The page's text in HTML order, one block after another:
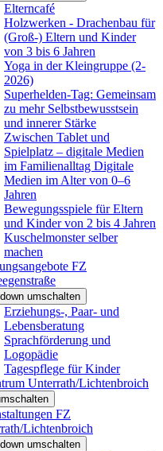
Elterncafé
Holzwerken - Drachenbau für
(Groß-) Eltern und Kinder
von 3 bis 6 Jahren
Yoga in der Kleingruppe (2-
2026)
Superhelden-Tag: Gemeinsam
zu mehr Selbstbewusstsein
und innerer Stärke
Zwischen Tablet und
Spielplatz – digitale Medien
im Familienalltag Digitale
Medien im Alter von 0–6
Jahren
Bewegungsspiele für Eltern
und Kinder von 2 bis 4 Jahren
Kuschelmonster selber
machen
FZ
umschalten
Erziehungs-, Paar- und
Lebensberatung
Sprachförderung und
Logopädie
Tagespflege für Kinder
Unterrath/Lichtenbroich
FZ
Lichtenbroich
umschalten